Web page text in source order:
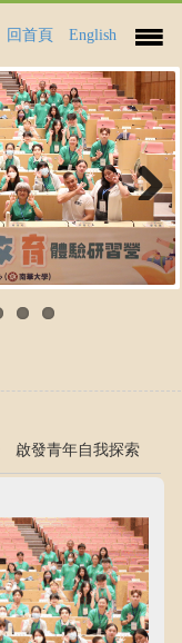
回首頁 English
Next
啟發青年自我探索